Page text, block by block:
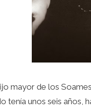
mayor de los
tenía unos seis años,